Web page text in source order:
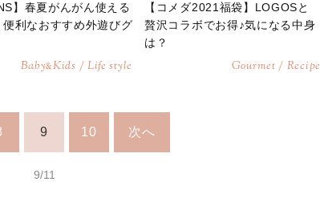
】春夏がんがん使える
利なおすすめ外遊びグ
Baby&Kids / Life style
【コメダ2021福袋】LOGOSと
贅沢コラボでお得♪気になる中身
は？
Gourmet / Recipe
9 10 次へ
9/11